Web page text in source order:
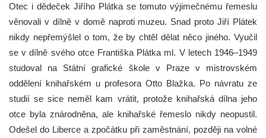
Otec i dědeček Jiřího Plátka se tomuto výjimečnému řemeslu
věnovali v dílně v domě naproti muzeu. Snad proto Jiří Plátek
nikdy nepřemýšlel o tom, že by chtěl dělat něco jiného. Vyučil
se v dílně svého otce Františka Plátka ml. V letech 1946–1949
studoval na Státní grafické škole v Praze v mistrovském
oddělení knihařském u profesora Otto Blažka. Po návratu ze
studií se sice neměl kam vrátit, protože knihařská dílna jeho
otce byla znárodněna, ale knihařské řemeslo nikdy neopustil.
Odešel do Liberce a zpočátku při zaměstnání, později na volné